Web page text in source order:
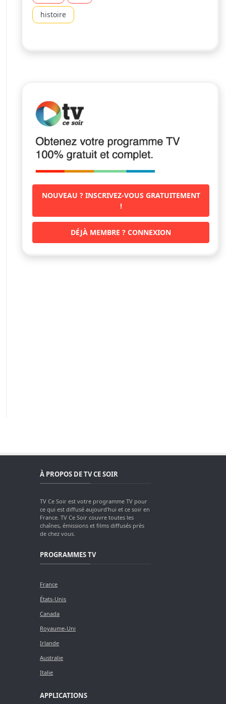
histoire
NOUVEAU ? INSCRIVEZ-VOUS GRATUITEMENT
!
DÉJÀ MEMBRE ? CONNEXION
À PROPOS DE TV CE SOIR
TV Ce Soir est votre programme TV pour
ce qui est diffusé aujourd'hui et ce soir en
France. TV Ce Soir couvre toutes les
chaînes, émissions et films diffusés près
de chez vous.
PROGRAMMES TV
France
États-Unis
Canada
Royaume-Uni
Irlande
Australie
Italie
APPLICATIONS